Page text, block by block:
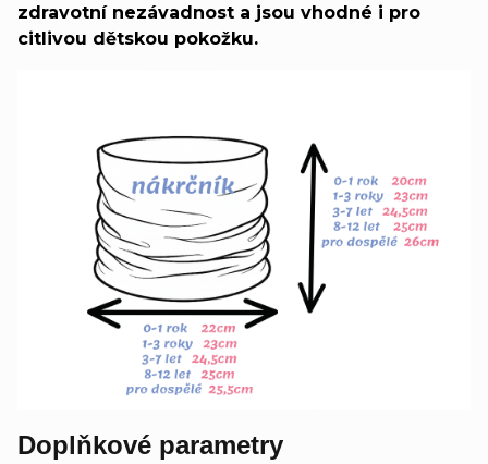
zdravotní nezávadnost a jsou vhodné i pro
citlivou dětskou pokožku.
Doplňkové parametry